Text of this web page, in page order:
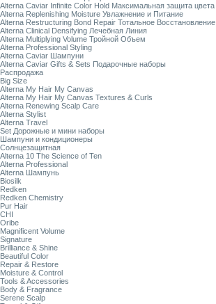
Alterna Caviar Infinite Color Hold Максимальная защита цвета
Alterna Replenishing Moisture Увлажнение и Питание
Alterna Restructuring Bond Repair Тотальное Восстановление
Alterna Clinical Densifying Лечебная Линия
Alterna Multiplying Volume Тройной Объем
Alterna Professional Styling
Alterna Caviar Шампуни
Alterna Caviar Gifts & Sets Подарочные наборы
Распродажа
Big Size
Alterna My Hair My Canvas
Alterna My Hair My Canvas Textures & Curls
Alterna Renewing Scalp Care
Alterna Stylist
Alterna Travel
Set Дорожные и мини наборы
Шампуни и кондиционеры
Солнцезащитная
Alterna 10 The Science of Ten
Alterna Professional
Alterna Шампунь
Biosilk
Redken
Redken Chemistry
Pur Hair
CHI
Oribe
Magnificent Volume
Signature
Brilliance & Shine
Beautiful Color
Repair & Restore
Moisture & Control
Tools & Accessories
Body & Fragrance
Serene Scalp